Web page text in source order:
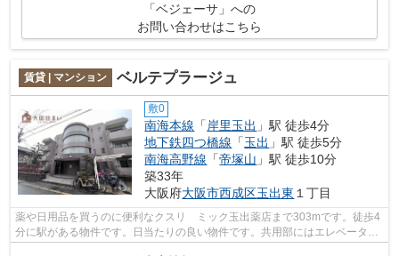
「ベジェーサ」への
お問い合わせはこちら
賃貸 | マンション ベルテプラージュ
敷0
南海本線 「岸里玉出 」駅 徒歩4分
地下鉄四つ橋線 「玉出 」駅 徒歩5分
南海高野線 「帝塚山 」駅 徒歩10分
築33年
大阪府大阪市西成区玉出東 １丁目
薬や日用品を買うのに便利なクスリ ミック玉出薬店まで303mです。徒歩4
分に駅がある物件です。日当たりの良い物件です。共用部にはエレベータ・